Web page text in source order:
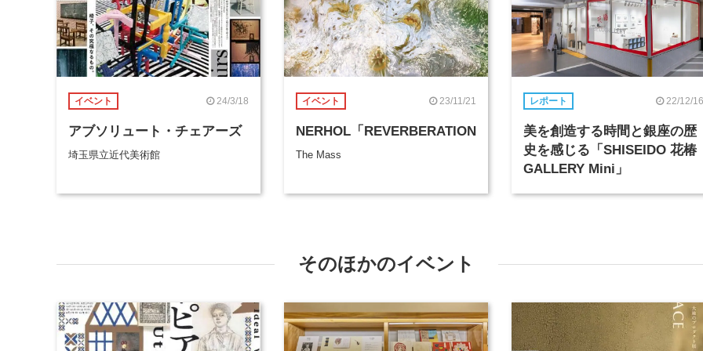
イベント 24/3/18
アブソリュート・チェアーズ
埼玉県立近代美術館
イベント 23/11/21
NERHOL「REVERBERATION」
The Mass
レポート 22/12/16
美を創造する時間と銀座の歴
史を感じる「SHISEIDO 花椿
GALLERY Mini」
そのほかのイベント